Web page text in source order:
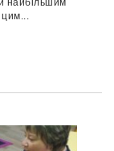
найбільшим
цим...